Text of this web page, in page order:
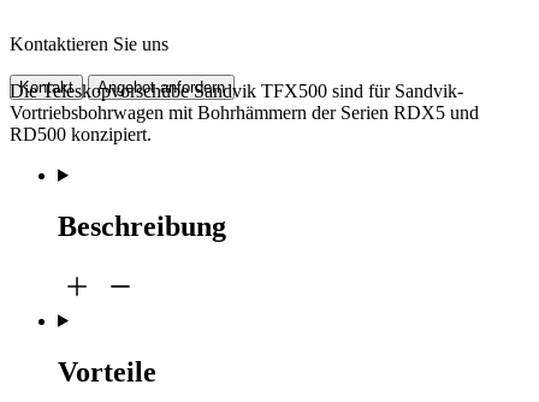
Kontaktieren Sie uns
Kontakt Angebot anfordern
Die Teleskopvorschübe Sandvik TFX500 sind für Sandvik-
Vortriebsbohrwagen mit Bohrhämmern der Serien RDX5 und
RD500 konzipiert.
Beschreibung
Vorteile